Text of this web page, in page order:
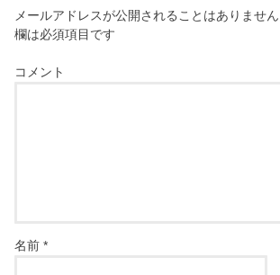
メールアドレスが公開されることはありません
欄は必須項目です
コメント
名前*